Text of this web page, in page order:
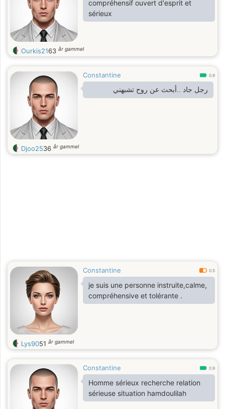
compréhensif ouvert d'esprit et
sérieux
Ourkis2163 år gammel
Constantine 0.9
رجل جاد ..أبحث عن روح تشبهني
Djoo2536 år gammel
Constantine 0.5
je suis une personne instruite,calme,
compréhensive et tolérante .
Lys9051 år gammel
Constantine 0.9
Homme sérieux recherche relation
sérieuse situation hamdoulilah